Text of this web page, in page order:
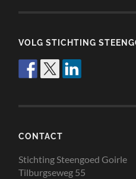
VOLG STICHTING
CONTACT
Stichting Steengoed Goirle
Tilburgseweg 55